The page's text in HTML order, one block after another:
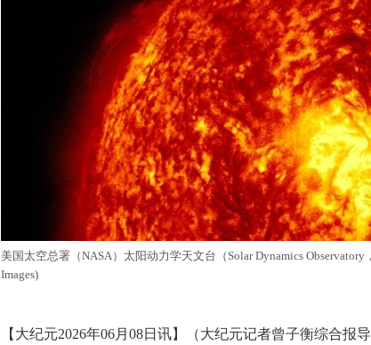
美国太空总署（NASA）太阳动力学天文台（Solar Dynamics
Images)
【大纪元2026年06月08日讯】（大纪元记者曾子衡综合报